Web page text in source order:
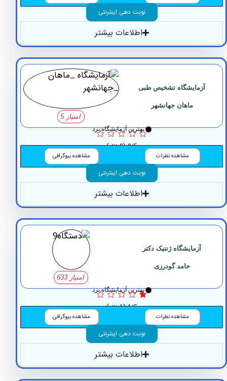
نوبت دهی اینترنتی
اطلاعات بیشتر
‏تشخیص ‏طبی
‏ماهان ‏جهانشهر
بهترین آزمایشگاه یزد
0/5 (0 نظر)
مشاهده نظرات مشاهده بیوگرافی
نوبت دهی اینترنتی
اطلاعات بیشتر
آزمایشگاه ژنتیک دکتر
حامد گودرزی
بهترین آزمایشگاه یزد
1/5 (1 نظر)
مشاهده نظرات مشاهده بیوگرافی
نوبت دهی اینترنتی
اطلاعات بیشتر